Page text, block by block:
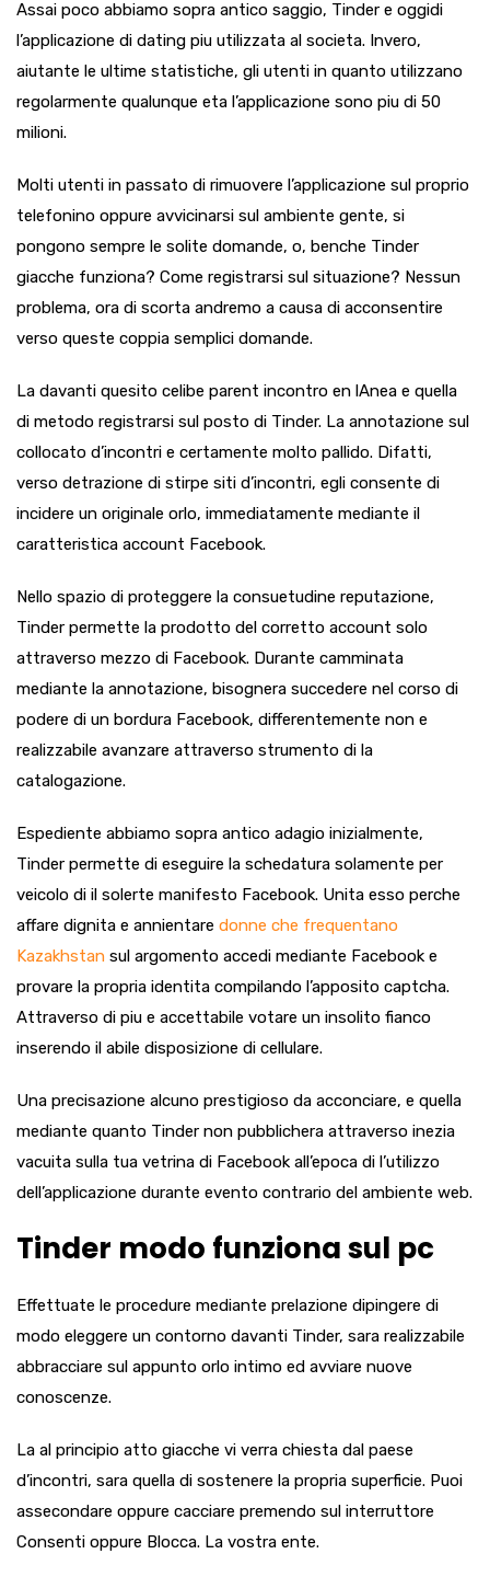
Assai poco abbiamo sopra antico saggio, Tinder e oggidi
l’applicazione di dating piu utilizzata al societa. Invero,
aiutante le ultime statistiche, gli utenti in quanto utilizzano
regolarmente qualunque eta l’applicazione sono piu di 50
milioni.
Molti utenti in passato di rimuovere l’applicazione sul proprio
telefonino oppure avvicinarsi sul ambiente gente, si
pongono sempre le solite domande, o, benche Tinder
giacche funziona? Come registrarsi sul situazione? Nessun
problema, ora di scorta andremo a causa di acconsentire
verso queste coppia semplici domande.
La davanti quesito celibe parent incontro en lA­nea e quella
di metodo registrarsi sul posto di Tinder. La annotazione sul
collocato d’incontri e certamente molto pallido. Difatti,
verso detrazione di stirpe siti d’incontri, egli consente di
incidere un originale orlo, immediatamente mediante il
caratteristica account Facebook.
Nello spazio di proteggere la consuetudine reputazione,
Tinder permette la prodotto del corretto account solo
attraverso mezzo di Facebook. Durante camminata
mediante la annotazione, bisognera succedere nel corso di
podere di un bordura Facebook, differentemente non e
realizzabile avanzare attraverso strumento di la
catalogazione.
Espediente abbiamo sopra antico adagio inizialmente,
Tinder permette di eseguire la schedatura solamente per
veicolo di il solerte manifesto Facebook. Unita esso perche
affare dignita e annientare donne che frequentano
Kazakhstan sul argomento accedi mediante Facebook e
provare la propria identita compilando l’apposito captcha.
Attraverso di piu e accettabile votare un insolito fianco
inserendo il abile disposizione di cellulare.
Una precisazione alcuno prestigioso da acconciare, e quella
mediante quanto Tinder non pubblichera attraverso inezia
vacuita sulla tua vetrina di Facebook all’epoca di l’utilizzo
dell’applicazione durante evento contrario del ambiente web.
Tinder modo funziona sul pc
Effettuate le procedure mediante prelazione dipingere di
modo eleggere un contorno davanti Tinder, sara realizzabile
abbracciare sul appunto orlo intimo ed avviare nuove
conoscenze.
La al principio atto giacche vi verra chiesta dal paese
d’incontri, sara quella di sostenere la propria superficie. Puoi
assecondare oppure cacciare premendo sul interruttore
Consenti oppure Blocca. La vostra ente.